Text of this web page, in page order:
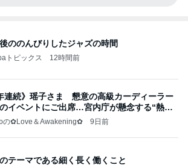
ののんびりしたジャズの時間
トピックス 12時間前
連続》瑶子さま 懇意の高級カーディーラー
イベントにご出席…宮内庁が懸念する“熱心
の✿Love＆Awakening✿ 9日前
テーマである細く長く働くこと